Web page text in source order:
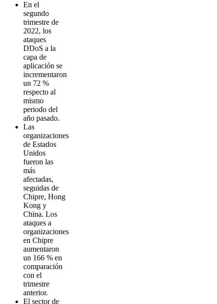
En el
segundo
trimestre de
2022, los
ataques
DDoS a la
capa de
aplicación se
incrementaron
un 72 %
respecto al
mismo
periodo del
año pasado.
Las
organizaciones
de Estados
Unidos
fueron las
más
afectadas,
seguidas de
Chipre, Hong
Kong y
China. Los
ataques a
organizaciones
en Chipre
aumentaron
un 166 % en
comparación
con el
trimestre
anterior.
El sector de